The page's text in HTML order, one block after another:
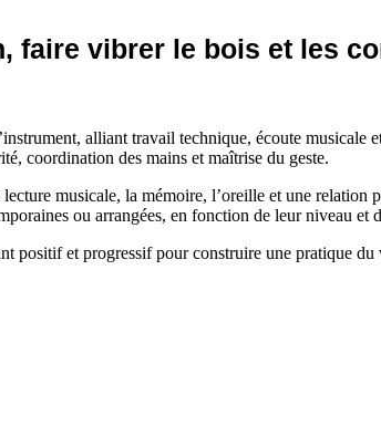
faire vibrer le bois et les
alliant travail technique, écoute musicale
coordination des mains et maîtrise du geste.
musicale, la mémoire, l’oreille et une relation
ou arrangées, en fonction de leur niveau et
positif et progressif pour construire une pratique